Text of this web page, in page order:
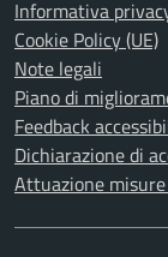
Informativa
Cookie Policy (UE)
Note legali
Piano di
Feedback
Dichiarazione di
Attuazione misure